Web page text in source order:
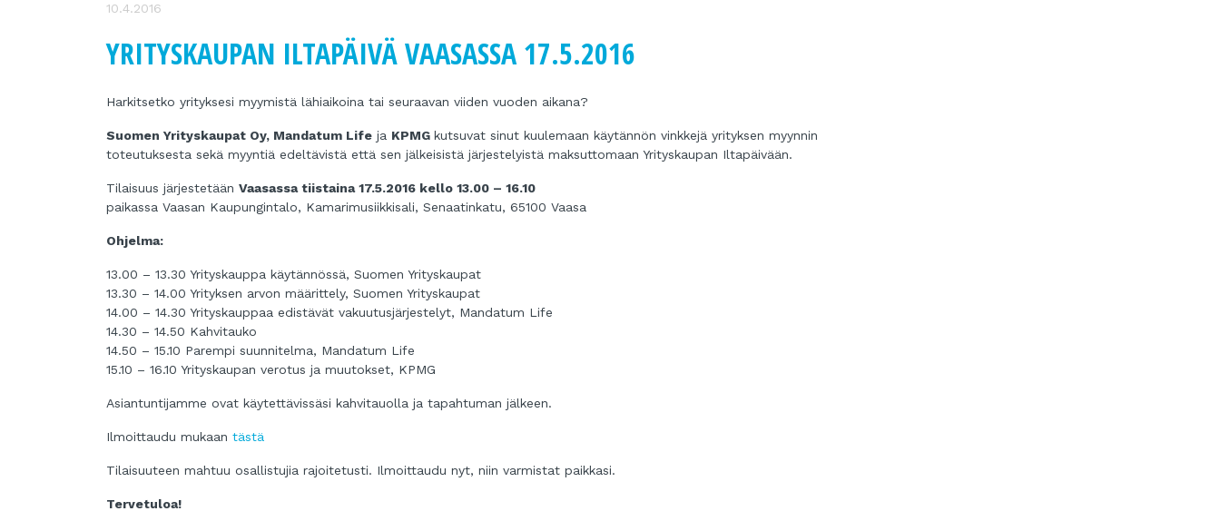
10.4.2016
YRITYSKAUPAN ILTAPÄIVÄ VAASASSA 17.5.2016
Harkitsetko yrityksesi myymistä lähiaikoina tai seuraavan viiden vuoden aikana?
Suomen Yrityskaupat Oy, Mandatum Life ja KPMG kutsuvat sinut kuulemaan käytännön vinkkejä yrityksen myynnin
toteutuksesta sekä myyntiä edeltävistä että sen jälkeisistä järjestelyistä maksuttomaan Yrityskaupan Iltapäivään.
Tilaisuus järjestetään Vaasassa tiistaina 17.5.2016 kello 13.00 – 16.10
paikassa Vaasan Kaupungintalo, Kamarimusiikkisali, Senaatinkatu, 65100 Vaasa
Ohjelma:
13.00 – 13.30 Yrityskauppa käytännössä, Suomen Yrityskaupat
13.30 – 14.00 Yrityksen arvon määrittely, Suomen Yrityskaupat
14.00 – 14.30 Yrityskauppaa edistävät vakuutusjärjestelyt, Mandatum Life
14.30 – 14.50 Kahvitauko
14.50 – 15.10 Parempi suunnitelma, Mandatum Life
15.10 – 16.10 Yrityskaupan verotus ja muutokset, KPMG
Asiantuntijamme ovat käytettävissäsi kahvitauolla ja tapahtuman jälkeen.
Ilmoittaudu mukaan tästä
Tilaisuuteen mahtuu osallistujia rajoitetusti. Ilmoittaudu nyt, niin varmistat paikkasi.
Tervetuloa!